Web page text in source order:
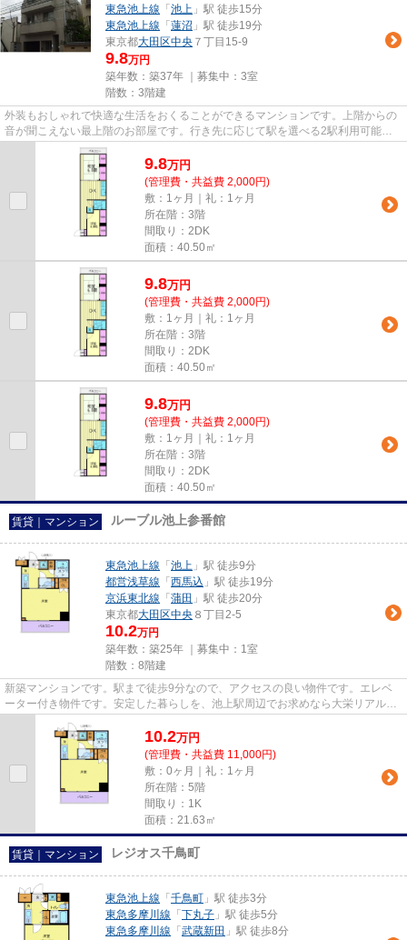
東急池上線 「 池上 」駅 徒歩15分
東急池上線 「 蓮沼 」駅 徒歩19分
東京都大田区中央 ７丁目15-9
9.8万円
築年数：築37年 ｜募集中： 3室
階数：3階建
外装もおしゃれで快適な生活をおくることができるマンションです。上階からの
音が聞こえない最上階のお部屋です。行き先に応じて駅を選べる2駅利用可能な
物件です。大田区の蒲田周辺の...
9.8万円
(管理費・共益費 2,000円)
敷：1ヶ月｜礼：1ヶ月
所在階：3階
間取り：2DK
面積：40.50㎡
9.8万円
(管理費・共益費 2,000円)
敷：1ヶ月｜礼：1ヶ月
所在階：3階
間取り：2DK
面積：40.50㎡
9.8万円
(管理費・共益費 2,000円)
敷：1ヶ月｜礼：1ヶ月
所在階：3階
間取り：2DK
面積：40.50㎡
賃貸｜マンション ルーブル池上参番館
東急池上線 「 池上 」駅 徒歩9分
都営浅草線 「 西馬込 」駅 徒歩19分
京浜東北線 「 蒲田 」駅 徒歩20分
東京都大田区中央 ８丁目2-5
10.2万円
築年数：築25年 ｜募集中： 1室
階数：8階建
新築マンションです。駅まで徒歩9分なので、アクセスの良い物件です。エレベ
ーター付き物件です。安定した暮らしを、池上駅周辺でお求めなら大栄リアルエ
10.2万円
(管理費・共益費 11,000円)
敷：0ヶ月｜礼：1ヶ月
所在階：5階
間取り：1K
面積：21.63㎡
賃貸｜マンション レジオス千鳥町
東急池上線 「 千鳥町 」駅 徒歩3分
東急多摩川線 「 下丸子 」駅 徒歩5分
東急多摩川線 「 武蔵新田 」駅 徒歩8分